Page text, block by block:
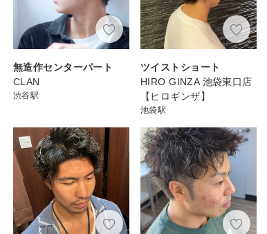
無造作センターパート
CLAN
渋谷駅
ツイストショート
HIRO GINZA 池袋東口店
【ヒロギンザ】
池袋駅